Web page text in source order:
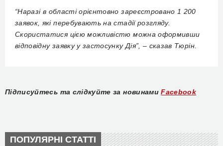
“Наразі в області орієнтовно зареєстровано 1 200
заявок, які перебувають на стадії розгляду.
Скористатися цією можливістю можна оформивши
відповідну заявку у застосунку Дія”, – сказав Тюрін.
Підписуйтесь та слідкуйте за новинами Facebook
ПОПУЛЯРНІ СТАТТІ